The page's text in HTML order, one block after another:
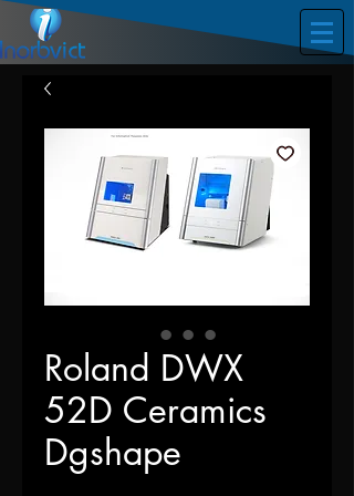
Roland DWX
52D Ceramics
Dgshape